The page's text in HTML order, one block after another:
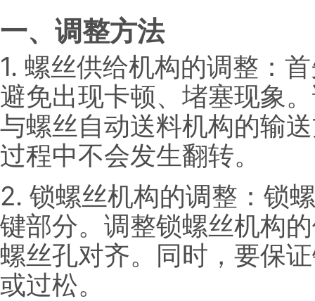
一、调整方法
1. 螺丝供给机构的调整：
避免出现卡顿、堵塞现象
与螺丝自动送料机构的输
过程中不会发生翻转。
2. 锁螺丝机构的调整：锁
键部分。调整锁螺丝机构
螺丝孔对齐。同时，要保
或过松。